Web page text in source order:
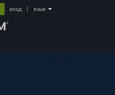
вход язык